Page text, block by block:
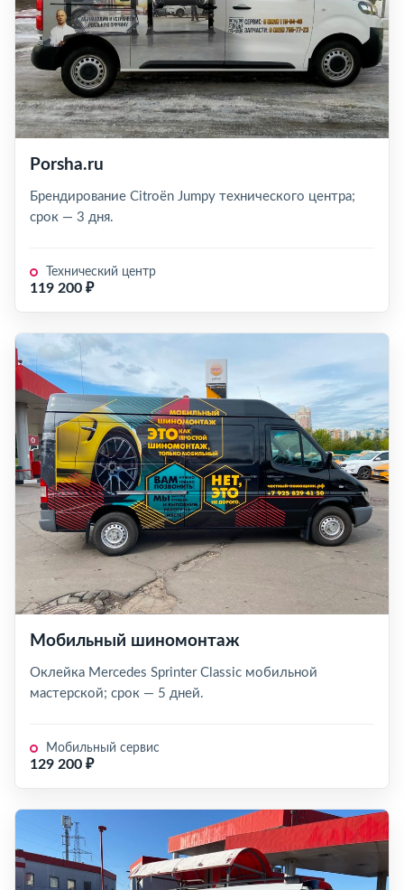
Porsha.ru
Брендирование Citroën Jumpy технического центра;
срок — 3 дня.
Технический центр
119 200 ₽
Мобильный шиномонтаж
Оклейка Mercedes Sprinter Classic мобильной
мастерской; срок — 5 дней.
Мобильный сервис
129 200 ₽